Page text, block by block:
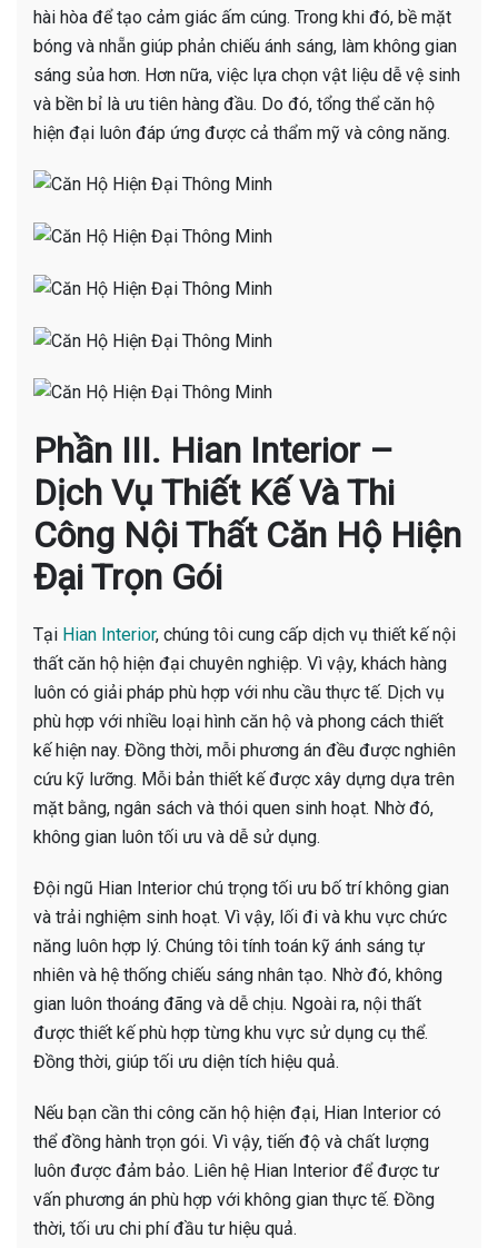
hài hòa để tạo cảm giác ấm cúng. Trong khi đó, bề mặt
bóng và nhẵn giúp phản chiếu ánh sáng, làm không gian
sáng sủa hơn. Hơn nữa, việc lựa chọn vật liệu dễ vệ sinh
và bền bỉ là ưu tiên hàng đầu. Do đó, tổng thể căn hộ
hiện đại luôn đáp ứng được cả thẩm mỹ và công năng.
Phần III. Hian Interior –
Dịch Vụ Thiết Kế Và Thi
Công Nội Thất Căn Hộ Hiện
Đại Trọn Gói
Tại Hian Interior, chúng tôi cung cấp dịch vụ thiết kế nội
thất căn hộ hiện đại chuyên nghiệp. Vì vậy, khách hàng
luôn có giải pháp phù hợp với nhu cầu thực tế. Dịch vụ
phù hợp với nhiều loại hình căn hộ và phong cách thiết
kế hiện nay. Đồng thời, mỗi phương án đều được nghiên
cứu kỹ lưỡng. Mỗi bản thiết kế được xây dựng dựa trên
mặt bằng, ngân sách và thói quen sinh hoạt. Nhờ đó,
không gian luôn tối ưu và dễ sử dụng.
Đội ngũ Hian Interior chú trọng tối ưu bố trí không gian
và trải nghiệm sinh hoạt. Vì vậy, lối đi và khu vực chức
năng luôn hợp lý. Chúng tôi tính toán kỹ ánh sáng tự
nhiên và hệ thống chiếu sáng nhân tạo. Nhờ đó, không
gian luôn thoáng đãng và dễ chịu. Ngoài ra, nội thất
được thiết kế phù hợp từng khu vực sử dụng cụ thể.
Đồng thời, giúp tối ưu diện tích hiệu quả.
Nếu bạn cần thi công căn hộ hiện đại, Hian Interior có
thể đồng hành trọn gói. Vì vậy, tiến độ và chất lượng
luôn được đảm bảo. Liên hệ Hian Interior để được tư
vấn phương án phù hợp với không gian thực tế. Đồng
thời, tối ưu chi phí đầu tư hiệu quả.